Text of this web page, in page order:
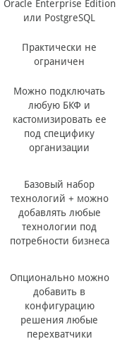
Oracle Enterprise Edition
или PostgreSQL
Практически не
ограничен
Можно подключать
любую БКФ и
кастомизировать ее
под специфику
организации
Базовый набор
технологий + можно
добавлять любые
технологии под
потребности бизнеса
Опционально можно
добавить в
конфигурацию
решения любые
перехватчики